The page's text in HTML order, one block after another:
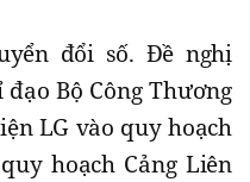
đổi số. Đề nghị
Bộ Công Thương
LG vào quy hoạch
hoạch Cảng Liên